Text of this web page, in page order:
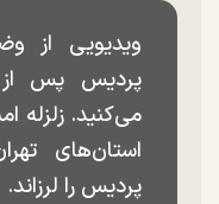
ویدیویی از
پردیس پس از
استان‌های
پردیس را لرزاند.